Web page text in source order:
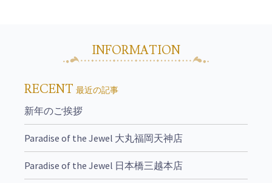
INFORMATION
RECENT 最近の記事
新年のご挨拶
Paradise of the Jewel 大丸福岡天神店
Paradise of the Jewel 日本橋三越本店